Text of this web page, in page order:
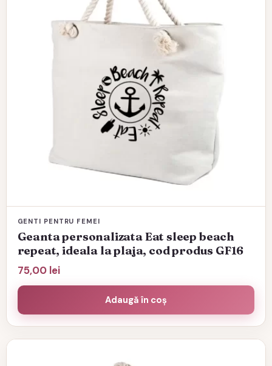
GENTI PENTRU FEMEI
Geanta personalizata Eat sleep beach
repeat, ideala la plaja, cod produs GF16
75,00 lei
Adaugă în coș